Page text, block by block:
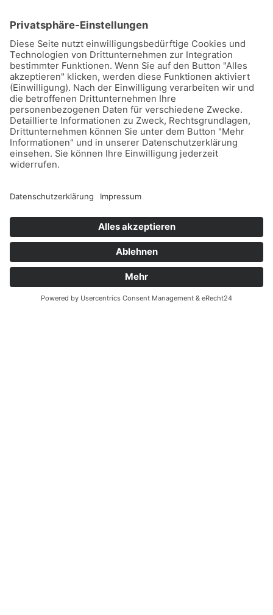
Hochschulring 2
D-15745 Wildau, Berlin
Telefon: (03375)217459 0
Fax: (03375)217459 19
© 2026 Deuzert gmbh
Impressum
Datenschutz
Webdesign Online Marketing United